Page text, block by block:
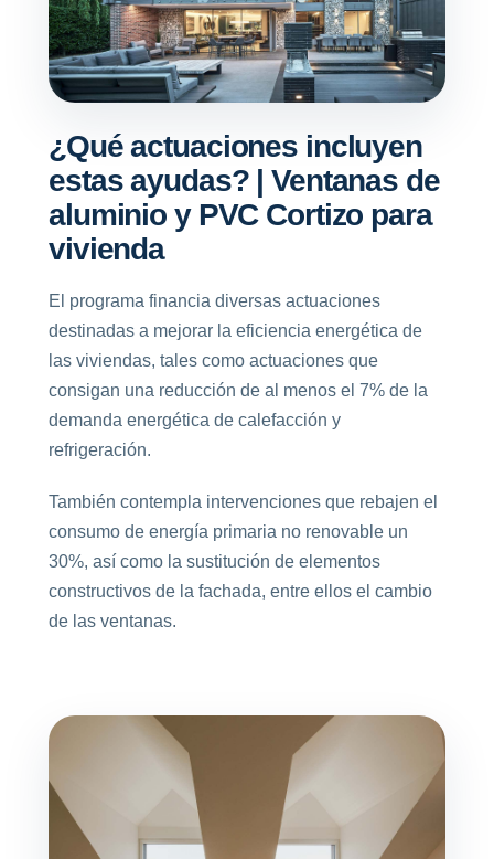
¿Qué actuaciones incluyen
estas ayudas? | Ventanas de
aluminio y PVC Cortizo para
vivienda
El programa financia diversas actuaciones
destinadas a mejorar la eficiencia energética de
las viviendas, tales como actuaciones que
consigan una reducción de al menos el 7% de la
demanda energética de calefacción y
refrigeración.
También contempla intervenciones que rebajen el
consumo de energía primaria no renovable un
30%, así como la sustitución de elementos
constructivos de la fachada, entre ellos el cambio
de las ventanas.